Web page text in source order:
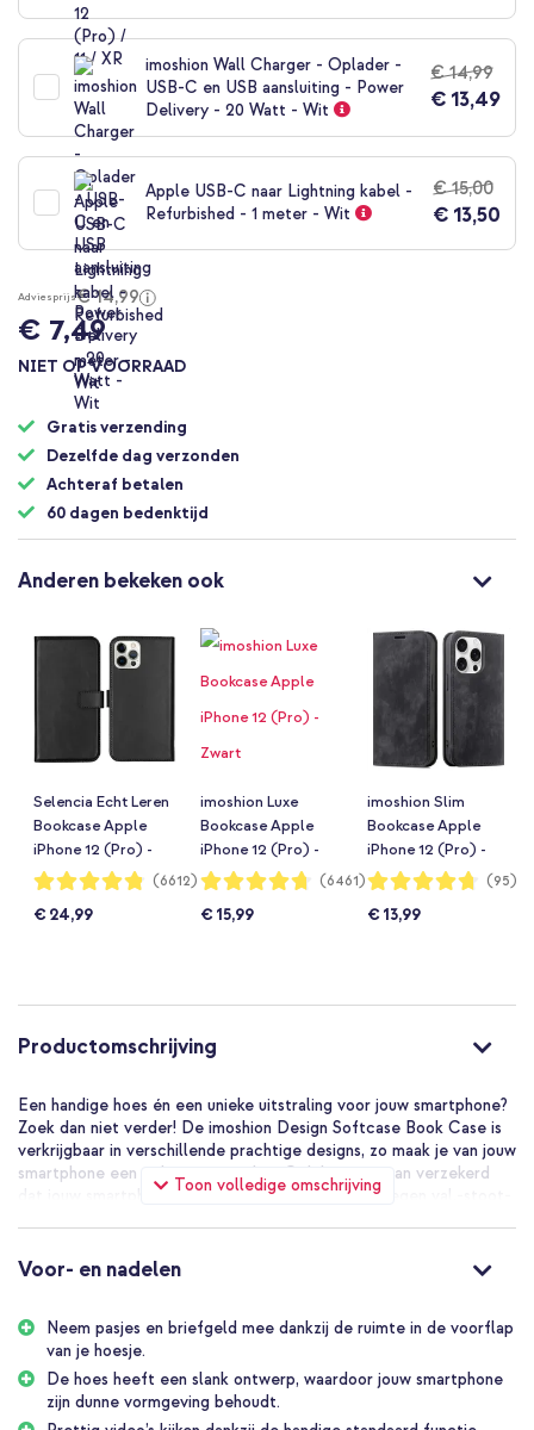
imoshion Wall Charger - Oplader -
USB-C en USB aansluiting - Power
Delivery - 20 Watt - Wit
€ 14,99
€ 13,49
Apple USB-C naar Lightning kabel -
Refurbished - 1 meter - Wit
€ 15,00
€ 13,50
Adviesprijs€ 14,99
€ 7,49
NIET OP VOORRAAD
Gratis verzending
Dezelfde dag verzonden
Achteraf betalen
60 dagen bedenktijd
Anderen bekeken ook
Selencia Echt Leren
Bookcase Apple
iPhone 12 (Pro) -
Zwart
Waardering:
96%
(6612)
€ 24,99
imoshion Luxe
Bookcase Apple
iPhone 12 (Pro) -
Zwart
Waardering:
94%
(6461)
€ 15,99
imoshion Slim
Bookcase Apple
iPhone 12 (Pro) -
Zwart
Waardering:
94%
(95)
€ 13,99
Productomschrijving
Toon volledige omschrijving
Een handige hoes én een unieke uitstraling voor jouw smartphone?
Zoek dan niet verder! De imoshion Design Softcase Book Case is
verkrijgbaar in verschillende prachtige designs, zo maak je van jouw
smartphone een echte eyecatcher. Ook ben je ervan verzekerd
dat jouw smartphone optimaal beschermd wordt tegen val,-stoot-
pasjes altijd bij de hand hebt. De hoes is gemakkelijk als standaard
Moderne en slanke pasvorm
De hoes is gemaakt van kunstleer en heeft een slank ontwerp,
waardoor je telefoon zijn dunne vormgeving behoudt. Ideaal
wanneer je de hoes graag in je kleding bij je draagt. De imoshion
Design Softcase Book Case is beschikbaar in meerdere designs,
Voor- en nadelen
Neem pasjes en briefgeld mee dankzij de ruimte in de voorflap
van je hoesje.
De hoes heeft een slank ontwerp, waardoor jouw smartphone
zijn dunne vormgeving behoudt.